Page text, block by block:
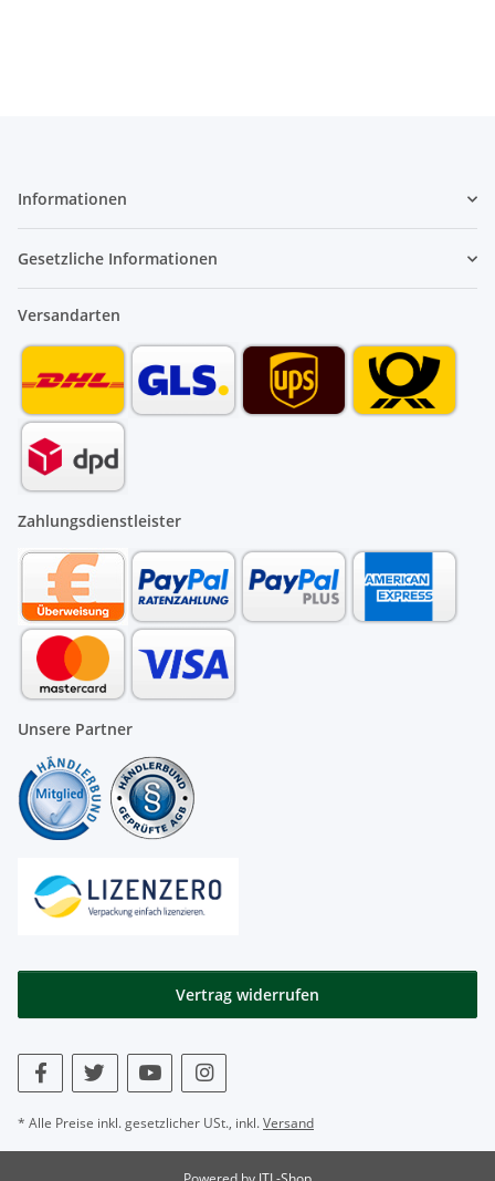
Informationen
Gesetzliche Informationen
Versandarten
Zahlungsdienstleister
Unsere Partner
Vertrag widerrufen
* Alle Preise inkl. gesetzlicher USt., inkl.Versand